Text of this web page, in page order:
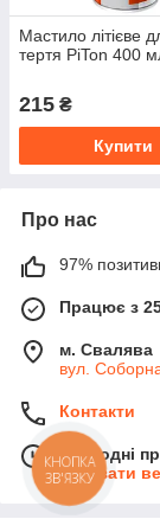
Мастило літієве
тертя PiTon 400
215 ₴
Купити
Про нас
97%
Працює з
м. Свалява
вул.
Контакти
Сьогодні
Показати
КНОПКА
ЗВ'ЯЗКУ